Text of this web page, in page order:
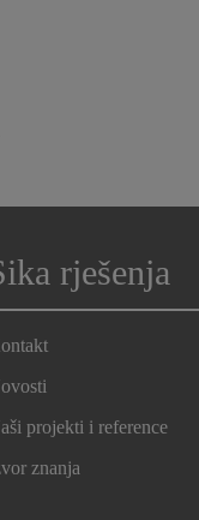
rješenja
projekti i reference
znanja